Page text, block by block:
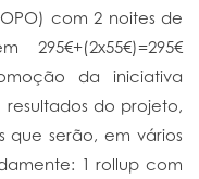
com 2 noites de
da iniciativa
do projeto,
que serão, em vários
1 rollup com